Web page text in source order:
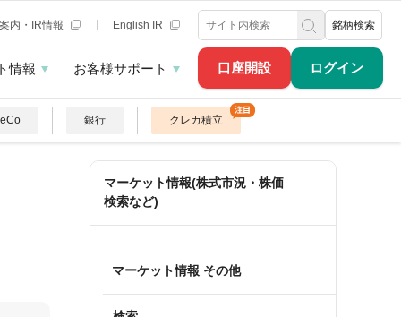
口座開設 ログイン
内・IR情報 English IR 銘柄検索
情報 お客様サポート
銀行 クレカ積立
マーケット情報(株式市況・株価
検索など)
マーケット情報 その他